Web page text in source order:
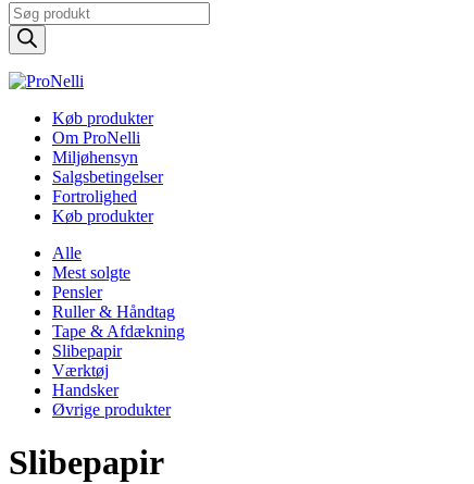
Products
search
Køb produkter
Om ProNelli
Miljøhensyn
Salgsbetingelser
Fortrolighed
Køb produkter
Alle
Mest solgte
Pensler
Ruller & Håndtag
Tape & Afdækning
Slibepapir
Værktøj
Handsker
Øvrige produkter
Slibepapir